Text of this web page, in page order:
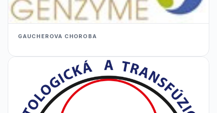
GAUCHEROVA CHOROBA